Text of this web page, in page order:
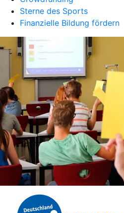
Sterne des Sports
Finanzielle Bildung fördern